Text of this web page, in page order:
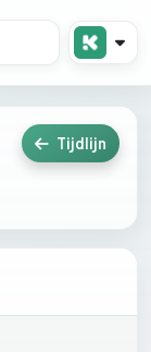
Tijdlijn